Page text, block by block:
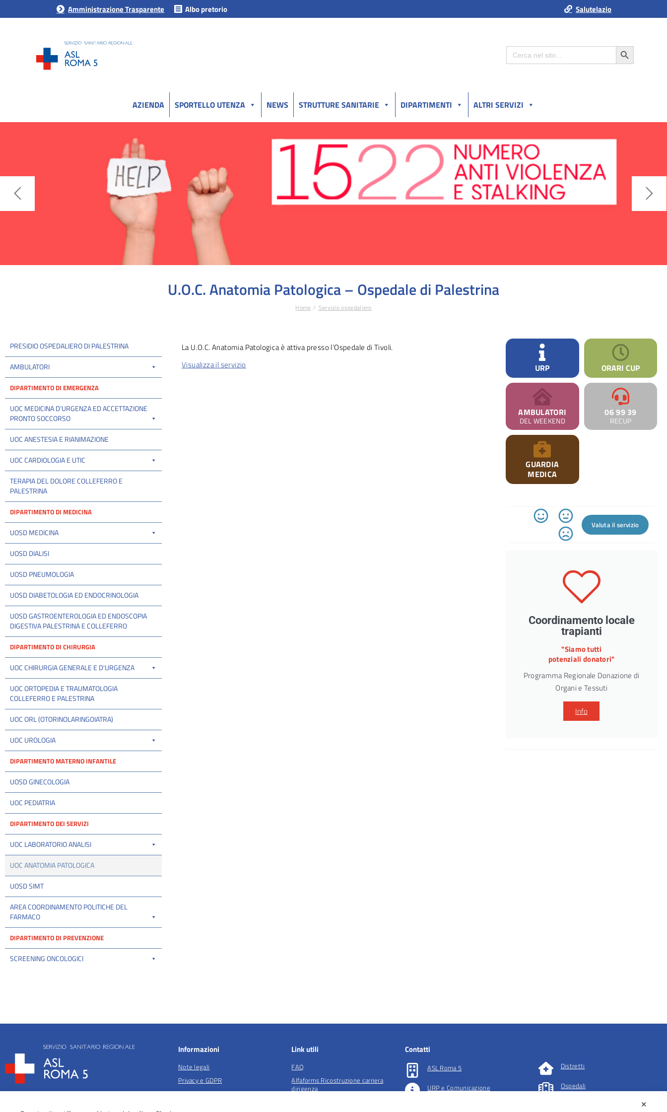
Amministrazione Trasparente Albo pretorio Salutelazio
Search
for:
Search Button
AZIENDA SPORTELLO UTENZA NEWS STRUTTURE SANITARIE DIPARTIMENTI ALTRI SERVIZI
U.O.C. Anatomia Patologica – Ospedale di Palestrina
Home Servizio ospedaliero
PRESIDIO OSPEDALIERO DI PALESTRINA
AMBULATORI
DIPARTIMENTO DI EMERGENZA
UOC MEDICINA D’URGENZA ED ACCETTAZIONE
PRONTO SOCCORSO
UOC ANESTESIA E RIANIMAZIONE
UOC CARDIOLOGIA E UTIC
TERAPIA DEL DOLORE COLLEFERRO E
PALESTRINA
DIPARTIMENTO DI MEDICINA
UOSD MEDICINA
UOSD DIALISI
UOSD PNEUMOLOGIA
UOSD DIABETOLOGIA ED ENDOCRINOLOGIA
UOSD GASTROENTEROLOGIA ED ENDOSCOPIA
DIGESTIVA PALESTRINA E COLLEFERRO
DIPARTIMENTO DI CHIRURGIA
UOC CHIRURGIA GENERALE E D'URGENZA
UOC ORTOPEDIA E TRAUMATOLOGIA
COLLEFERRO E PALESTRINA
UOC ORL (OTORINOLARINGOIATRA)
UOC UROLOGIA
DIPARTIMENTO MATERNO INFANTILE
UOSD GINECOLOGIA
UOC PEDIATRIA
DIPARTIMENTO DEI SERVIZI
UOC LABORATORIO ANALISI
UOC ANATOMIA PATOLOGICA
UOSD SIMT
AREA COORDINAMENTO POLITICHE DEL
FARMACO
DIPARTIMENTO DI PREVENZIONE
SCREENING ONCOLOGICI
La U.O.C. Anatomia Patologica è attiva presso l’Ospedale di Tivoli.
Visualizza il servizio
URP
AMBULATORI
DEL WEEKEND
GUARDIA
MEDICA
ORARI CUP
06 99 39
RECUP
Valuta il servizio
Coordinamento locale
trapianti
"Siamo tutti
potenziali donatori"
Programma Regionale Donazione di
Organi e Tessuti
Info
Informazioni
Note legali
Privacy e GDPR
Privacy per finalità e tutela della
Link utili
FAQ
Alfaforms Ricostruzione carriera
dirigenza
Contatti
ASL Roma 5
URP e Comunicazione
Distretti
Ospedali
✕